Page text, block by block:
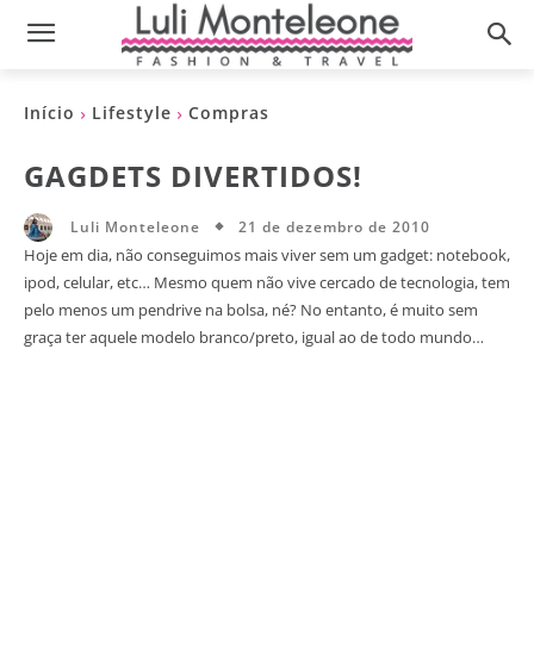
Início Lifestyle Compras
GAGDETS DIVERTIDOS!
Luli Monteleone 21 de dezembro de 2010
Hoje em dia, não conseguimos mais viver sem um gadget: notebook,
ipod, celular, etc… Mesmo quem não vive cercado de tecnologia, tem
pelo menos um pendrive na bolsa, né? No entanto, é muito sem
graça ter aquele modelo branco/preto, igual ao de todo mundo…